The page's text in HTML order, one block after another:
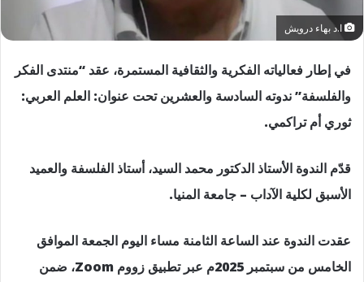
ا.د بهاء درويش
في إطار فعالياته الفكرية والثقافية المستمرة، عقد “منتدى الفكر
والفلسفة” ندوته السادسة والعشرين تحت عنوان: العلم العربي:
ثوري أم تراكمي.
قدّم الندوة الأستاذ الدكتور محمد السيد، أستاذ الفلسفة والعميد
الأسبق لكلية الآداب – جامعة المنيا.
عقدت الندوة عند الساعة الثامنة مساء اليوم الجمعة الموافق
الخامس من سبتمبر 2025م عبر تطبيق زووم Zoom، ضمن